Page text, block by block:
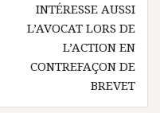
INTÉRESSE AUSSI
L’AVOCAT LORS DE
L’ACTION EN
CONTREFAÇON DE
BREVET